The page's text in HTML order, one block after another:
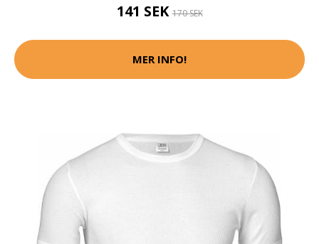
141 SEK170 SEK
MER INFO!